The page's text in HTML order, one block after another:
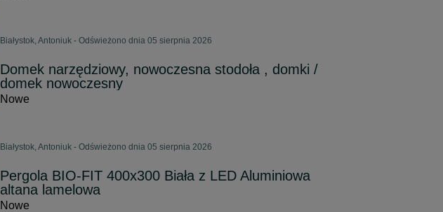
Białystok, Antoniuk - Odświeżono dnia 05 sierpnia 2026
Domek narzędziowy, nowoczesna stodoła , domki /
domek nowoczesny
Nowe
Białystok, Antoniuk - Odświeżono dnia 05 sierpnia 2026
Pergola BIO-FIT 400x300 Biała z LED Aluminiowa
altana lamelowa
Nowe